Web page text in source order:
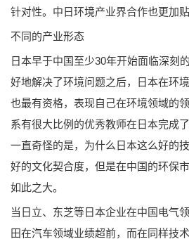
针对性。中日环境产业界合作也更加贴
不同的产业形态
日本早于中国至少30年开始面临深刻
好地解决了环境问题之后，日本在环
也最有资格，表现自己在环境领域的
系有很大比例的优秀教师在日本完成
一直奇怪的是，为什么日本这么好的
好的文化契合度，但是在中国的环保
如此之大。
当日立、东芝等日本企业在中国电气
田在汽车领域业绩超前，而在同样技